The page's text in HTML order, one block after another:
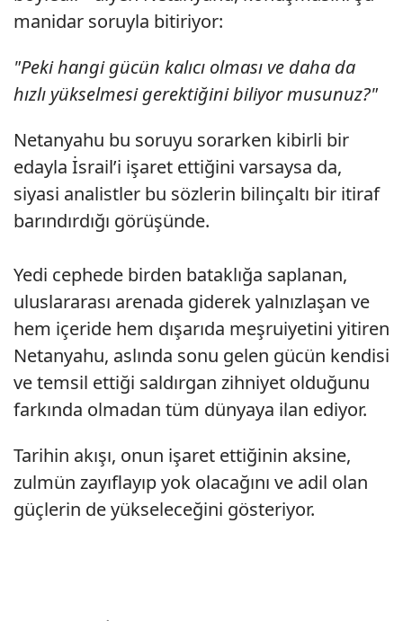
manidar soruyla bitiriyor:
"Peki hangi gücün kalıcı olması ve daha da
hızlı yükselmesi gerektiğini biliyor musunuz?"
Netanyahu bu soruyu sorarken kibirli bir
edayla İsrail’i işaret ettiğini varsaysa da,
siyasi analistler bu sözlerin bilinçaltı bir itiraf
barındırdığı görüşünde.
Yedi cephede birden bataklığa saplanan,
uluslararası arenada giderek yalnızlaşan ve
hem içeride hem dışarıda meşruiyetini yitiren
Netanyahu, aslında sonu gelen gücün kendisi
ve temsil ettiği saldırgan zihniyet olduğunu
farkında olmadan tüm dünyaya ilan ediyor.
Tarihin akışı, onun işaret ettiğinin aksine,
zulmün zayıflayıp yok olacağını ve adil olan
güçlerin de yükseleceğini gösteriyor.